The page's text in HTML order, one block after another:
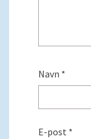
Navn *
E-post *